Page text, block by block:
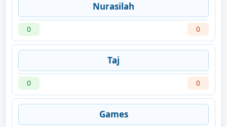
Nurasilah
0 0
Taj
0 0
Games